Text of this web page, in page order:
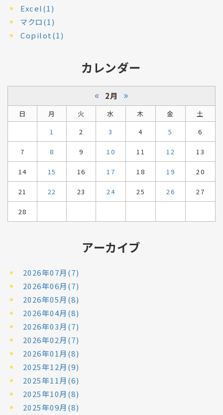
Excel(1)
マクロ(1)
Copilot(1)
カレンダー
« 2月 »
日 月 火 水 木 金
土
1
2 3 4 5 6
7 8 9 10 11 12 13
14 15 16 17 18 19 20
21 22 23 24 25 26 27
28
アーカイブ
2026年07月(7)
2026年06月(7)
2026年05月(8)
2026年04月(8)
2026年03月(7)
2026年02月(7)
2026年01月(8)
2025年12月(9)
2025年11月(6)
2025年10月(8)
2025年09月(8)